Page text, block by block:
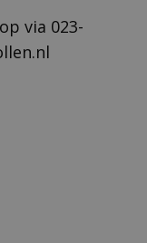
via 023-